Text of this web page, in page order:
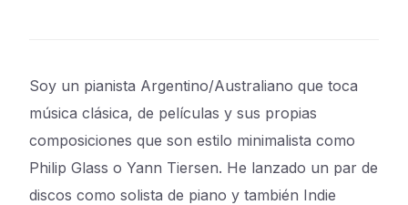
Soy un pianista Argentino/Australiano que toca
música clásica, de películas y sus propias
composiciones que son estilo minimalista como
Philip Glass o Yann Tiersen. He lanzado un par de
discos como solista de piano y también Indie